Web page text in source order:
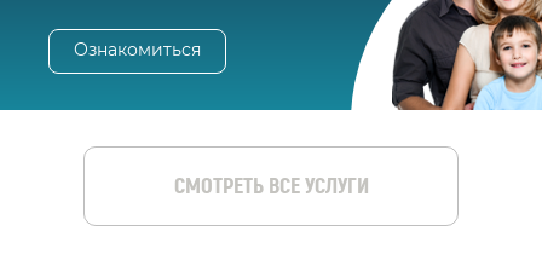
Ознакомиться
СМОТРЕТЬ ВСЕ УСЛУГИ